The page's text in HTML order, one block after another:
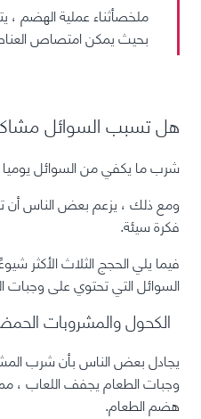
ملخصأثناء عملية
بحيث يمكن امتصاص
هل تسبب السوائل
شرب ما يكفي من السوائل يوميا
ومع ذلك ، يزعم بعض الناس أن
فكرة سيئة.
فيما يلي الحجج الثلاث الأكثر
السوائل التي تحتوي على وجبات
الكحول والمشروبات
يجادل بعض الناس بأن شرب
وجبات الطعام يجفف اللعاب
هضم الطعام.